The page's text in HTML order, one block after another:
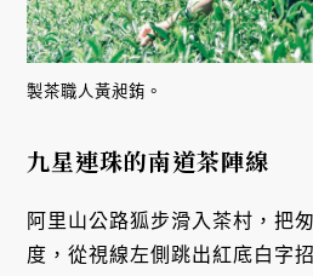
製茶職人黃昶銪。
九星連珠的南道茶陣線
阿里山公路狐步滑入茶村，把
度，從視線左側跳出紅底白字